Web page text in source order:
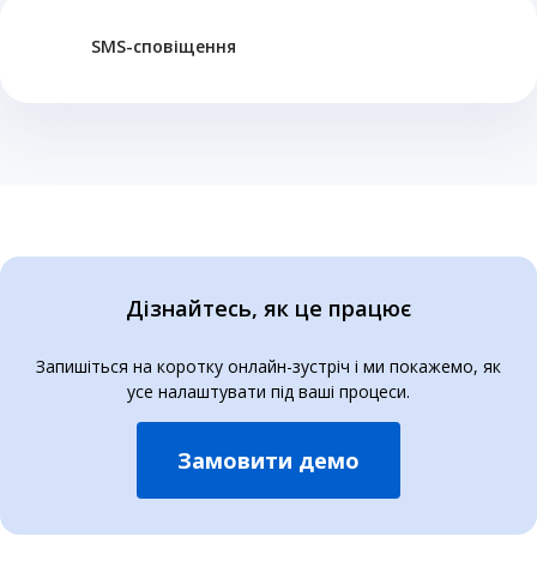
SMS-сповіщення
Дізнайтесь, як це працює
Запишіться на коротку онлайн-зустріч і ми покажемо, як
усе налаштувати під ваші процеси.
Замовити демо